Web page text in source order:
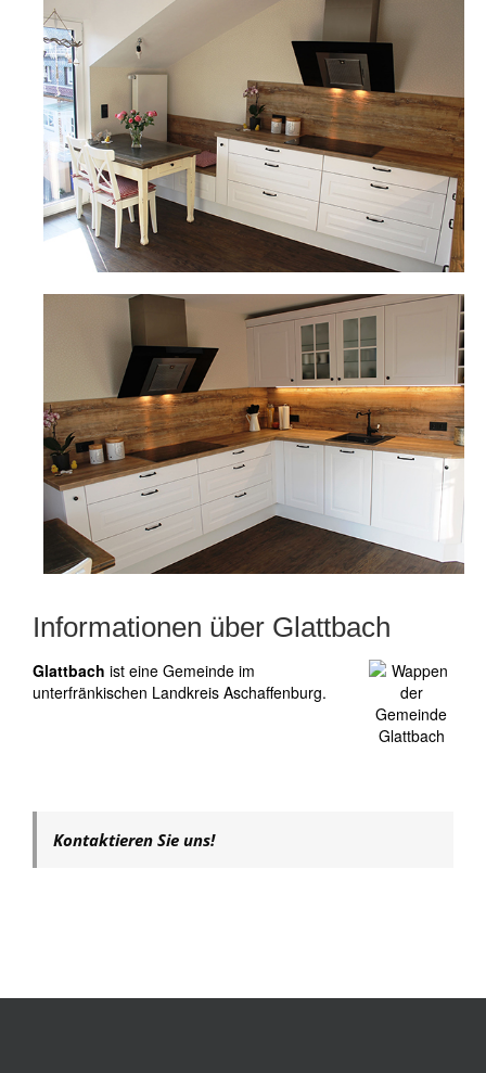
Informationen über Glattbach
Glattbach ist eine Gemeinde im
unterfränkischen Landkreis Aschaffenburg.
Kontaktieren Sie uns!